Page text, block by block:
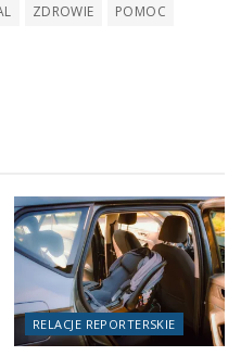
ZDROWIE
POMOC
RELACJE REPORTERSKIE